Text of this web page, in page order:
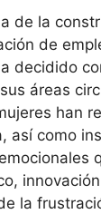
de la
de
decidido
áreas
han
así como
la